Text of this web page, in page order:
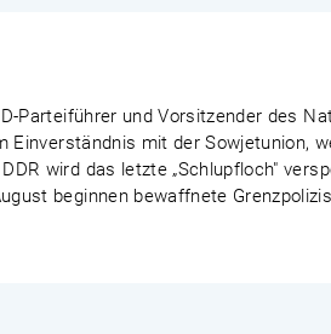
Parteiführer und Vorsitzender des
mit der Sowjetunion,
wird das letzte „Schlupfloch"
beginnen bewaffnete